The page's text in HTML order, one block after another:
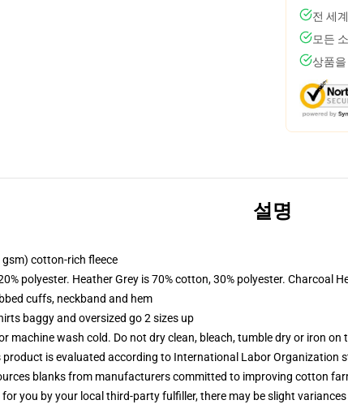
전 세
모든
상품
설명
cotton-rich fleece
polyester. Heather Grey is 70% cotton, 30% polyester. Charcoal
cuffs, neckband and hem
baggy and oversized go 2 sizes up
machine wash cold. Do not dry clean, bleach, tumble dry or iron on
is evaluated according to International Labor Organization
blanks from manufacturers committed to improving cotton
for you by your local third-party fulfiller, there may be slight